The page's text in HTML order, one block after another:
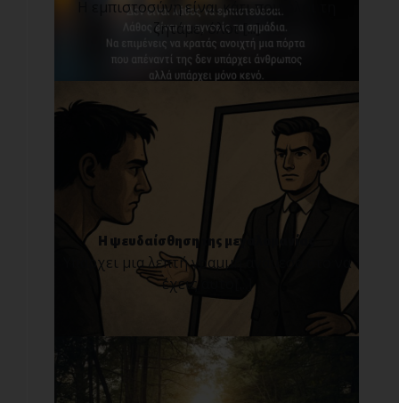
Η εμπιστοσύνη είναι κάτι που όλοι τη
ζητάμε, όλοι [...]
Η ψευδαίσθηση της μεγαλομανίας
Υπάρχει μια λεπτή γραμμή ανάμεσα στο να
έχεις αυτο[...]